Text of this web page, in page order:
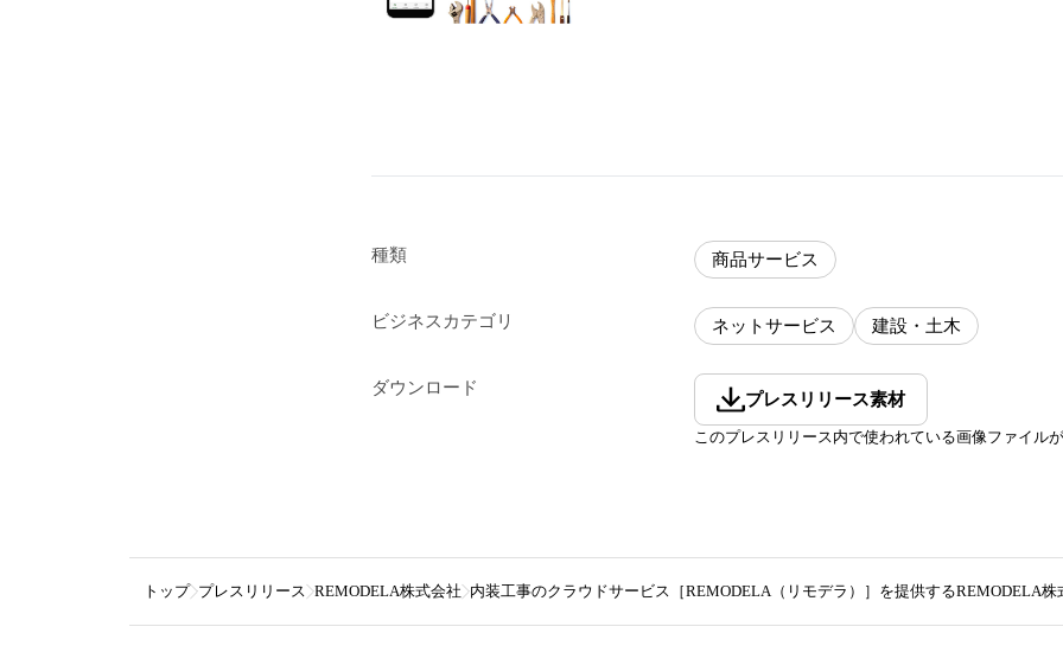
種類 商品サービス
ビジネスカテゴリ ネットサービス 建設・土木
ダウンロード
プレスリリース素材
このプレスリリース内で使われている画像ファイル
トップ プレスリリース REMODELA株式会社 内装工事のクラウドサービス［REMODELA（リモデラ）］を提供するREMODELA